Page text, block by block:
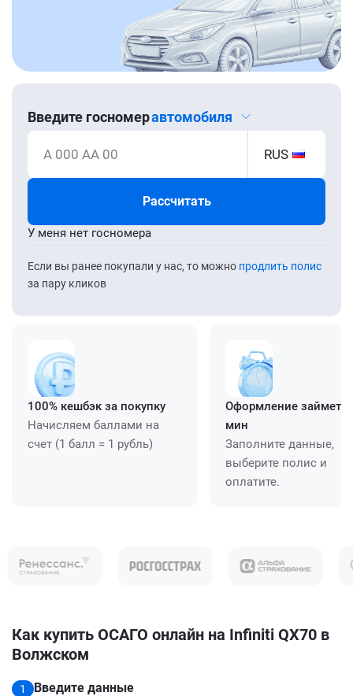
Введите госномеравтомобиля
А 000 АА 00 RUS
Рассчитать
Если вы ранее покупали у нас, то можно продлить полис
за пару кликов
У меня нет госномера
100% кешбэк за покупку
Начисляем баллами на
счет (1 балл = 1 рубль)
Оформление займет
мин
Заполните данные,
выберите полис и
оплатите.
Как купить ОСАГО онлайн на Infiniti QX70 в
Волжском
1
Введите данные